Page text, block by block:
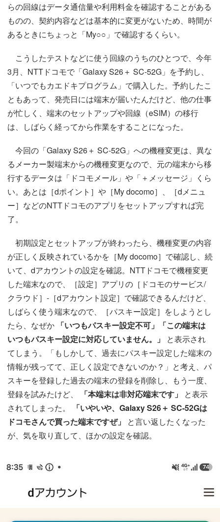
らの回線はデータ通信量や利用料金を確認することがある
ものの、契約内容などは基本的に変更がないため、時間が
あるときにちょっと「My○○」で確認するくらい。
こうしたテストなどに使う回線のうちのひとつで、今年
3月、NTTドコモで「Galaxy S26＋ SC-52G」を予約し、
「いつでもカエドキプログラム」で購入した。予約したこ
ともあって、発売日には端末が届いたんだけど、他の仕事
が忙しく、端末のセットアップや回線（eSIM）の移行
は、しばらく経ってから作業をすることになった。
今回の「Galaxy S26＋ SC-52G」への機種変更は、異な
るメーカー製端末からの機種変更なので、元の端末から移
行するデータは「ドコモメール」や「＋メッセージ」くら
い。あとは［dポイント］や［My docomo］、［dメニュ
ー］などのNTTドコモのアプリをセットアップすれば完
了。
初期設定とセットアップが終わったら、機種変更の内容
が正しく反映されているかを［My docomo］で確認し、続
いて、dアカウントの設定を確認。NTTドコモで機種変更
した端末なので、［設定］アプリの［ドコモのサービス/
クラウド］-［dアカウント設定］で確認できるんだけど、
しばらく使う端末なので、［パスキー設定］をしようとし
たら、なぜか 「いつもパスキー設定不可」「この端末は
いつもパスキー設定に対応していません。」 と表示され
てしまう。「もしかして、過去にパスキー設定した端末の
情報が残ってて、正しく設定できないのか？」と考え、パ
スキーを登録した過去の端末の登録を削除し、もう一度、
登録を試みたけど、
「本端末は非対応端末です」 と表示
されてしまった。
「いやいや、Galaxy S26＋ SC-52Gは
ドコモさんで買った端末ですぜ」 と言い返したくなった
が、気を取り直して、ほかの設定を確認。